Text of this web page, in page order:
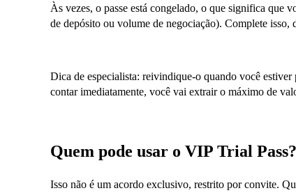
Às vezes, o passe está congelado, o que significa que
de depósito ou volume de negociação). Complete isso,
Dica de especialista: reivindique-o quando você
contar imediatamente, você vai extrair o máximo de
Quem pode usar o VIP Trial Pass?
Isso não é um acordo exclusivo, restrito por convite.